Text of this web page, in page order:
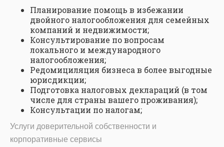
Планирование помощь в избежании
двойного налогообложения для семейных
компаний и недвижимости;
Консультирование по вопросам
локального и международного
налогообложения;
Редомициляция бизнеса в более выгодные
юрисдикции;
Подготовка налоговых деклараций (в том
числе для страны вашего проживания);
Консультации по налогам;
Услуги доверительной собственности и
корпоративные сервисы